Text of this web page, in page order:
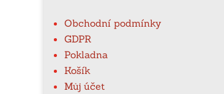
Obchodní podmínky
GDPR
Pokladna
Košík
Můj účet